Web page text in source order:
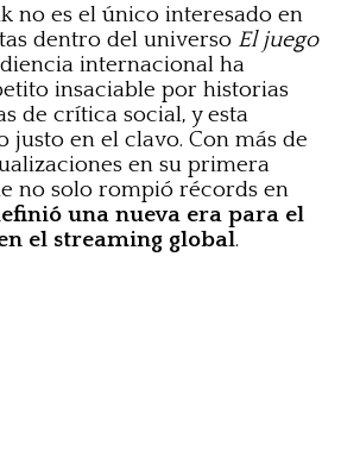
no es el único interesado en
dentro del universo El juego
internacional ha
insaciable por historias
de crítica social, y esta
justo en el clavo. Con más de
en su primera
no solo rompió récords en
una nueva era para el
el streaming global.